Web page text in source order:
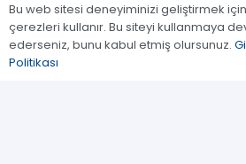
Gaz Kromatografi
Standartlar/Reaktifler
Bu web sitesi deneyiminizi geliştirmek için
çerezleri kullanır. Bu siteyi kullanmaya
ederseniz, bunu kabul etmiş olursunuz.
Politikası